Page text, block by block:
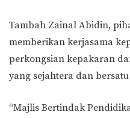
Tambah Zainal Abidin,
memberikan kerjasama
perkongsian kepakaran
yang sejahtera dan
“Majlis Bertindak